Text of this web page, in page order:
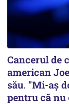
Cancerul de
american
său. "Mi-aș
pentru că nu